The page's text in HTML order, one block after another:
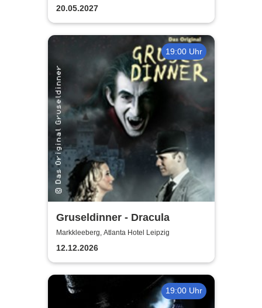
20.05.2027
19:00 Uhr
Gruseldinner - Dracula
Markkleeberg, Atlanta Hotel Leipzig
12.12.2026
19:00 Uhr